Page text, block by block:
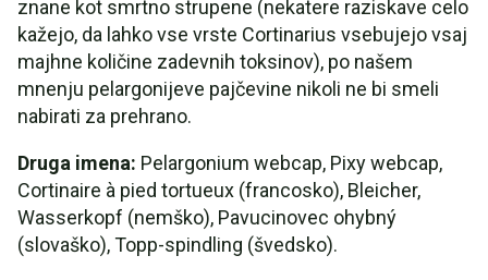
znane kot smrtno strupene (nekatere raziskave celo
kažejo, da lahko vse vrste Cortinarius vsebujejo vsaj
majhne količine zadevnih toksinov), po našem
mnenju pelargonijeve pajčevine nikoli ne bi smeli
nabirati za prehrano.
Druga imena: Pelargonium webcap, Pixy webcap,
Cortinaire à pied tortueux (francosko), Bleicher,
Wasserkopf (nemško), Pavucinovec ohybný
(slovaško), Topp-spindling (švedsko).